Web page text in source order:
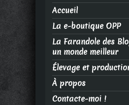
Accueil
La e-boutique OPP
La Farandole des
un monde meilleur
Élevage et
À propos
Contacte-moi !